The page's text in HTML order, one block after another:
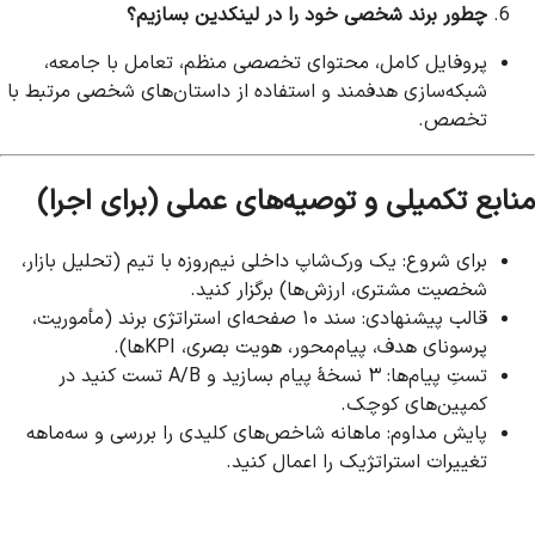
چطور برند شخصی خود را در لینکدین بسازیم؟
پروفایل کامل، محتوای تخصصی منظم، تعامل با جامعه،
شبکه‌سازی هدفمند و استفاده از داستان‌های شخصی مرتبط با
تخصص.
منابع تکمیلی و توصیه‌های عملی (برای اجرا)
برای شروع: یک ورک‌شاپ داخلی نیم‌روزه با تیم (تحلیل بازار،
شخصیت مشتری، ارزش‌ها) برگزار کنید.
قالب پیشنهادی: سند ۱۰ صفحه‌ای استراتژی برند (مأموریت،
پرسونای هدف، پیام‌محور، هویت بصری، KPIها).
تستِ پیام‌ها: ۳ نسخهٔ پیام بسازید و A/B تست کنید در
کمپین‌های کوچک.
پایش مداوم: ماهانه شاخص‌های کلیدی را بررسی و سه‌ماهه
تغییرات استراتژیک را اعمال کنید.